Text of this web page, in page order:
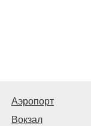
Аэропорт
Вокзал